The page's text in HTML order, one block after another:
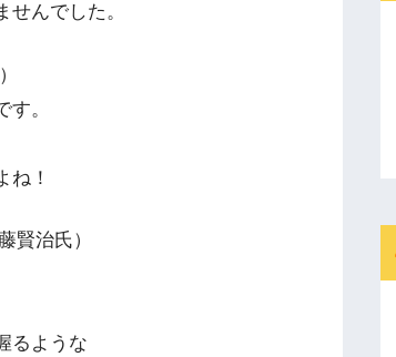
んでした。
。
ね！
賢治氏）
るような